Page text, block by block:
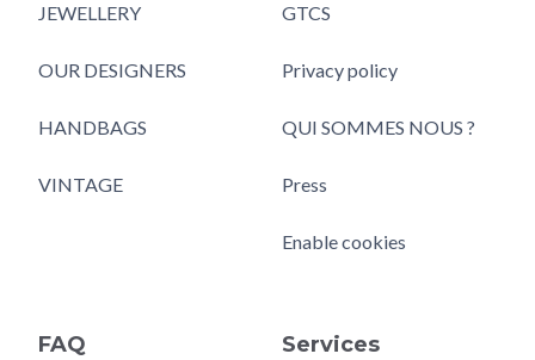
JEWELLERY
OUR DESIGNERS
HANDBAGS
VINTAGE
GTCS
Privacy policy
QUI SOMMES NOUS ?
Press
Enable cookies
FAQ Services